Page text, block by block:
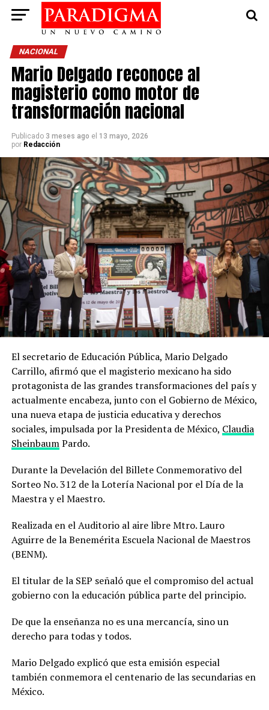
NACIONAL
Mario Delgado reconoce al
magisterio como motor de
transformación nacional
Publicado 3 meses ago el 13 mayo, 2026
por Redacción
El secretario de Educación Pública, Mario Delgado
Carrillo, afirmó que el magisterio mexicano ha sido
protagonista de las grandes transformaciones del país y
actualmente encabeza, junto con el Gobierno de México,
una nueva etapa de justicia educativa y derechos
sociales, impulsada por la Presidenta de México, Claudia
SheinbaumPardo.
Durante la Develación del Billete Conmemorativo del
Sorteo No. 312 de la Lotería Nacional por el Día de la
Maestra y el Maestro.
Realizada en el Auditorio al aire libre Mtro. Lauro
Aguirre de la Benemérita Escuela Nacional de Maestros
(BENM).
El titular de la SEP señaló que el compromiso del actual
gobierno con la educación pública parte del principio.
De que la enseñanza no es una mercancía, sino un
derecho para todas y todos.
Mario Delgado explicó que esta emisión especial
también conmemora el centenario de las secundarias en
México.